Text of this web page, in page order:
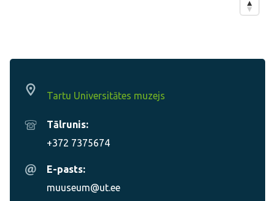
Tartu Universitātes muzejs
Tālrunis:
+372 7375674
E-pasts:
muuseum@ut.ee